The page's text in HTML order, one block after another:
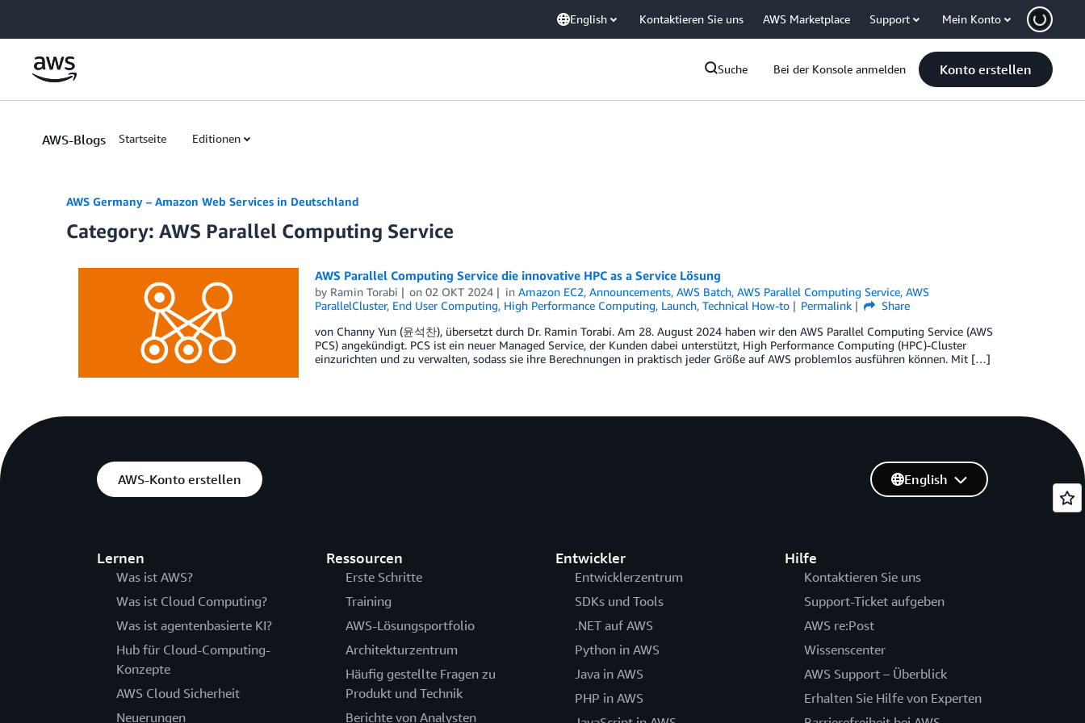
English Kontaktieren Sie uns AWS Marketplace Support Mein Konto
Suche Bei der Konsole anmelden Konto erstellen
AWS-Blogs Startseite Editionen
AWS Germany – Amazon Web Services in Deutschland
Category: AWS Parallel Computing Service
AWS Parallel Computing Service die innovative HPC as a Service Lösung
by Ramin Torabi on02 OKT 2024 inAmazon EC2,Announcements,AWS Batch,AWS Parallel Computing Service,AWS
ParallelCluster, End User Computing, High Performance Computing, Launch, Technical How-to Permalink
Share
von Channy Yun (윤석찬), übersetzt durch Dr. Ramin Torabi. Am 28. August 2024 haben wir den AWS Parallel Computing Service (AWS
PCS) angekündigt. PCS ist ein neuer Managed Service, der Kunden dabei unterstützt, High Performance Computing (HPC)-Cluster
einzurichten und zu verwalten, sodass sie ihre Berechnungen in praktisch jeder Größe auf AWS problemlos ausführen können. Mit […]
AWS-Konto erstellen
Lernen
Was ist AWS?
Was ist Cloud Computing?
Was ist agentenbasierte KI?
Hub für Cloud-Computing-
Konzepte
AWS Cloud Sicherheit
Neuerungen
Ressourcen
Erste Schritte
Training
AWS-Lösungsportfolio
Architekturzentrum
Häufig gestellte Fragen zu
Produkt und Technik
Berichte von Analysten
Entwickler
Entwicklerzentrum
SDKs und Tools
.NET auf AWS
Python in AWS
Java in AWS
PHP in AWS
Hilfe
Kontaktieren Sie uns
Support-Ticket aufgeben
AWS re:Post
Wissenscenter
AWS Support – Überblick
Erhalten Sie Hilfe von Experten
English